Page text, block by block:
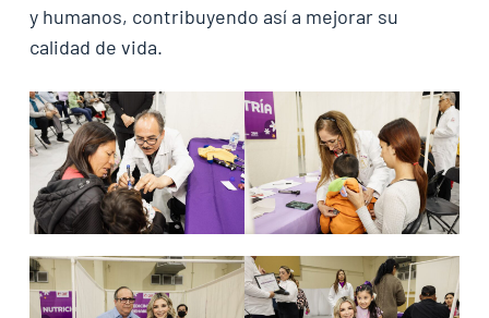
y humanos, contribuyendo así a mejorar su
calidad de vida.